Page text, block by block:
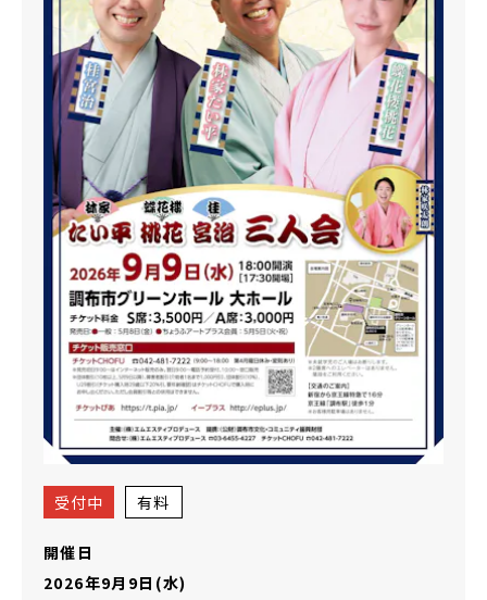
受付中 有料
開催日
2026年9月9日(水)